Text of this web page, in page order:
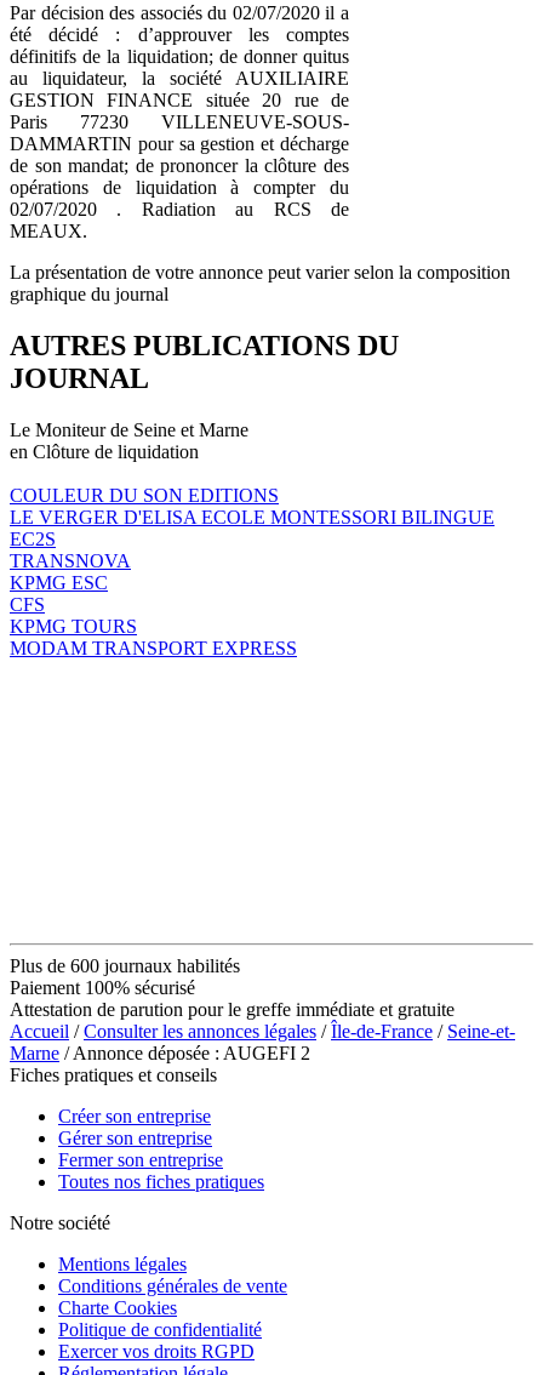
Par décision des associés du 02/07/2020 il a
été décidé : d’approuver les comptes
définitifs de la liquidation; de donner quitus
au liquidateur, la société AUXILIAIRE
GESTION FINANCE située 20 rue de
Paris 77230 VILLENEUVE-SOUS-
DAMMARTIN pour sa gestion et décharge
de son mandat; de prononcer la clôture des
opérations de liquidation à compter du
02/07/2020 . Radiation au RCS de
MEAUX.
La présentation de votre annonce peut varier selon la composition
graphique du journal
AUTRES PUBLICATIONS DU
JOURNAL
Le Moniteur de Seine et Marne
en Clôture de liquidation
COULEUR DU SON EDITIONS
LE VERGER D'ELISA ECOLE MONTESSORI BILINGUE
EC2S
TRANSNOVA
KPMG ESC
CFS
KPMG TOURS
MODAM TRANSPORT EXPRESS
Plus de 600 journaux habilités
Paiement 100% sécurisé
Attestation de parution pour le greffe immédiate et gratuite
Accueil /Consulter les annonces légales /Île-de-France / Seine-et-
Marne / Annonce déposée : AUGEFI 2
Fiches pratiques et conseils
Créer son entreprise
Gérer son entreprise
Fermer son entreprise
Toutes nos fiches pratiques
Notre société
Mentions légales
Conditions générales de vente
Charte Cookies
Politique de confidentialité
Exercer vos droits RGPD